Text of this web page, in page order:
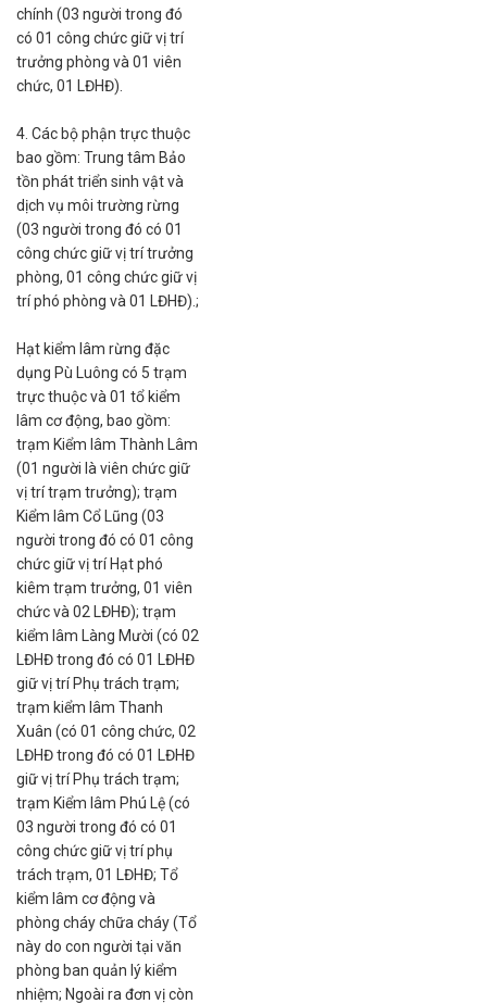
chính (03 người trong đó
có 01 công chức giữ vị trí
trưởng phòng và 01 viên
chức, 01 LĐHĐ).
4. Các bộ phận trực thuộc
bao gồm: Trung tâm Bảo
tồn phát triển sinh vật và
dịch vụ môi trường rừng
(03 người trong đó có 01
công chức giữ vị trí trưởng
phòng, 01 công chức giữ vị
trí phó phòng và 01 LĐHĐ).;
Hạt kiểm lâm rừng đặc
dụng Pù Luông có 5 trạm
trực thuộc và 01 tổ kiểm
lâm cơ động, bao gồm:
trạm Kiểm lâm Thành Lâm
(01 người là viên chức giữ
vị trí trạm trưởng); trạm
Kiểm lâm Cổ Lũng (03
người trong đó có 01 công
chức giữ vị trí Hạt phó
kiêm trạm trưởng, 01 viên
chức và 02 LĐHĐ); trạm
kiểm lâm Làng Mười (có 02
LĐHĐ trong đó có 01 LĐHĐ
giữ vị trí Phụ trách trạm;
trạm kiểm lâm Thanh
Xuân (có 01 công chức, 02
LĐHĐ trong đó có 01 LĐHĐ
giữ vị trí Phụ trách trạm;
trạm Kiểm lâm Phú Lệ (có
03 người trong đó có 01
công chức giữ vị trí phụ
trách trạm, 01 LĐHĐ; Tổ
kiểm lâm cơ động và
phòng cháy chữa cháy (Tổ
này do con người tại văn
phòng ban quản lý kiểm
nhiệm; Ngoài ra đơn vị còn